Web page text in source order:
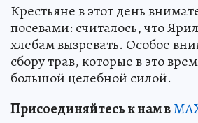
Крестьяне в этот день
посевами: считалось, что
хлебам вызревать. Особое
сбору трав, которые в это
большой целебной силой.
Присоединяйтесь к нам в